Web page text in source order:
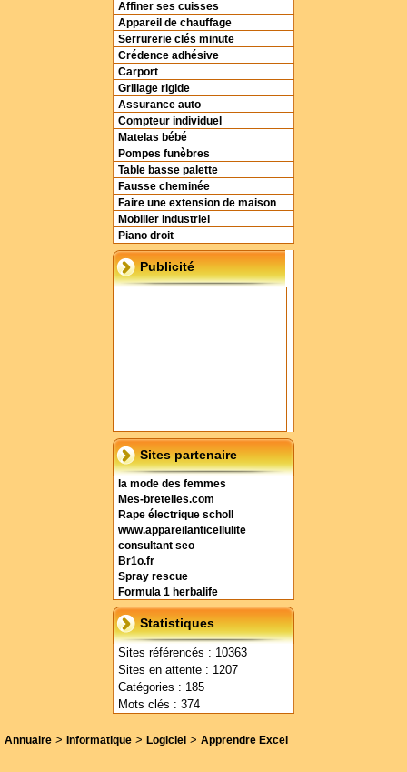
Affiner ses cuisses
Appareil de chauffage
Serrurerie clés minute
Crédence adhésive
Carport
Grillage rigide
Assurance auto
Compteur individuel
Matelas bébé
Pompes funèbres
Table basse palette
Fausse cheminée
Faire une extension de maison
Mobilier industriel
Piano droit
Publicité
Sites partenaire
la mode des femmes
Mes-bretelles.com
Rape électrique scholl
www.appareilanticellulite
consultant seo
Br1o.fr
Spray rescue
Formula 1 herbalife
Statistiques
Sites référencés : 10363
Sites en attente : 1207
Catégories : 185
Mots clés : 374
Annuaire > Informatique > Logiciel > Apprendre Excel